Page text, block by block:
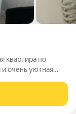
квартира по
очень уютная